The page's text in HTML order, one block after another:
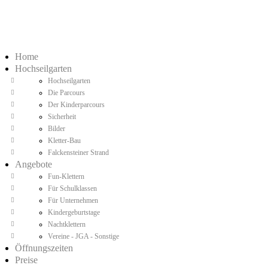
Home
Hochseilgarten
Hochseilgarten
Die Parcours
Der Kinderparcours
Sicherheit
Bilder
Kletter-Bau
Falckensteiner Strand
Angebote
Fun-Klettern
Für Schulklassen
Für Unternehmen
Kindergeburtstage
Nachtklettern
Vereine - JGA - Sonstige
Öffnungszeiten
Preise